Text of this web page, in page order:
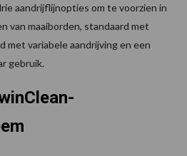
aandrijflijnopties om te voorzien in
van maaiborden, standaard met
met variabele aandrijving en een
gebruik.